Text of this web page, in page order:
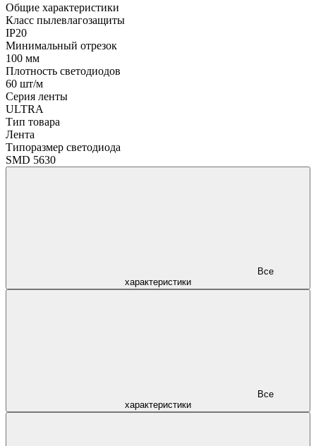
Общие характеристики
Класс пылевлагозащиты
IP20
Минимальный отрезок
100 мм
Плотность светодиодов
60 шт/м
Серия ленты
ULTRA
Тип товара
Лента
Типоразмер светодиода
SMD 5630
характеристики
характеристики